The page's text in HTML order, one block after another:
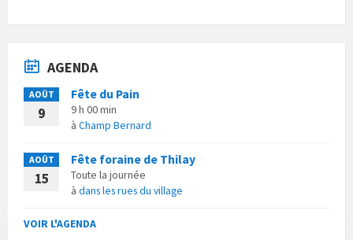
AGENDA
AOÛT
9
Fête du Pain
9 h 00 min
à Champ Bernard
AOÛT
15
Fête foraine de Thilay
Toute la journée
à dans les rues du village
VOIR L'AGENDA